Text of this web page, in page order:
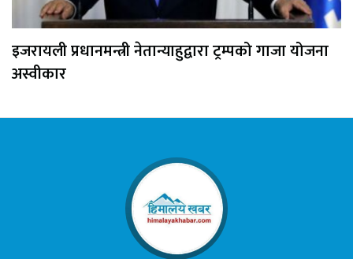
इजरायली प्रधानमन्त्री नेतान्याहुद्वारा ट्रम्पको गाजा योजना
अस्वीकार